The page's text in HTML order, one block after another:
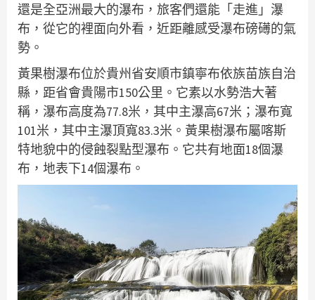
還是全亞洲最大的瀑布，旅客們還能「走進」瀑
布，從它的裡面向外看，近距離感受瀑布磅礡的氣
勢。
黃果樹瀑布位於貴州省安順市鎮寧布依族苗族自治
縣，距省會貴陽市150公里。它素以水勢浩大著
稱，瀑布高度為77.8米，其中主瀑高67米；瀑布寬
101米，其中主瀑頂寬83.3米。黃果樹瀑布屬喀斯
特地貌中的侵蝕裂點型瀑布。它共有地面18個瀑
布，地表下14個瀑布。